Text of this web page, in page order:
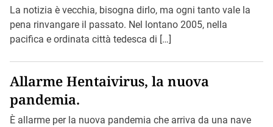
La notizia è vecchia, bisogna dirlo, ma ogni tanto vale la
pena rinvangare il passato. Nel lontano 2005, nella
pacifica e ordinata città tedesca di […]
Allarme Hentaivirus, la nuova
pandemia.
È allarme per la nuova pandemia che arriva da una nave